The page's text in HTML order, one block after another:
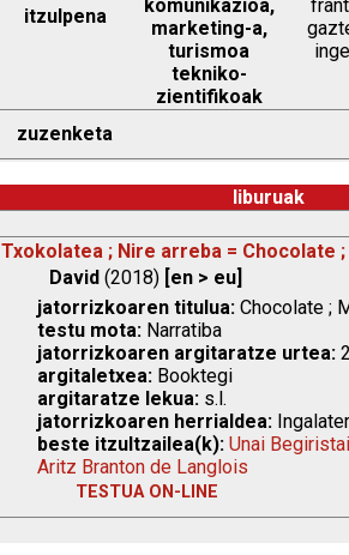
itzulpena
komunikazioa,
marketing-a,
turismoa
tekniko-
zientifikoak
zuzenketa
liburuak
Txokolatea ; Nire arreba = Chocolate
David (2018) [en > eu]
jatorrizkoaren titulua: Chocolate ;
testu mota: Narratiba
jatorrizkoaren argitaratze urtea:
argitaletxea: Booktegi
argitaratze lekua: s.l.
jatorrizkoaren herrialdea:
beste itzultzailea(k): Unai
Aritz Branton de Langlois
TESTUA ON-LINE